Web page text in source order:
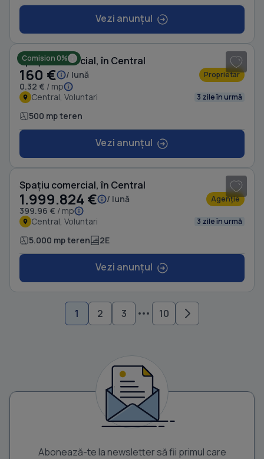
Vezi anunțul
Comision 0%
Spațiu comercial, în Central
160 €
/ lună
0.32 € / mp
Proprietar
Central, Voluntari 3 zile în urmă
500 mp teren
Vezi anunțul
Spațiu comercial, în Central
1.999.824 €
/ lună
399.96 € / mp
Agenție
Central, Voluntari 3 zile în urmă
5.000 mp teren 2E
Vezi anunțul
1 2 3 10
Abonează-te la newsletter să fii primul care